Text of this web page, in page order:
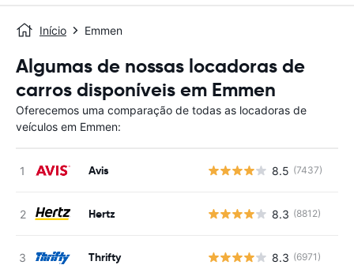
Início Emmen
Algumas de nossas locadoras de
carros disponíveis em Emmen
Oferecemos uma comparação de todas as locadoras de
veículos em Emmen:
Avis 8.5 (7437)
Hertz 8.3 (8812)
Thrifty 8.3 (6971)